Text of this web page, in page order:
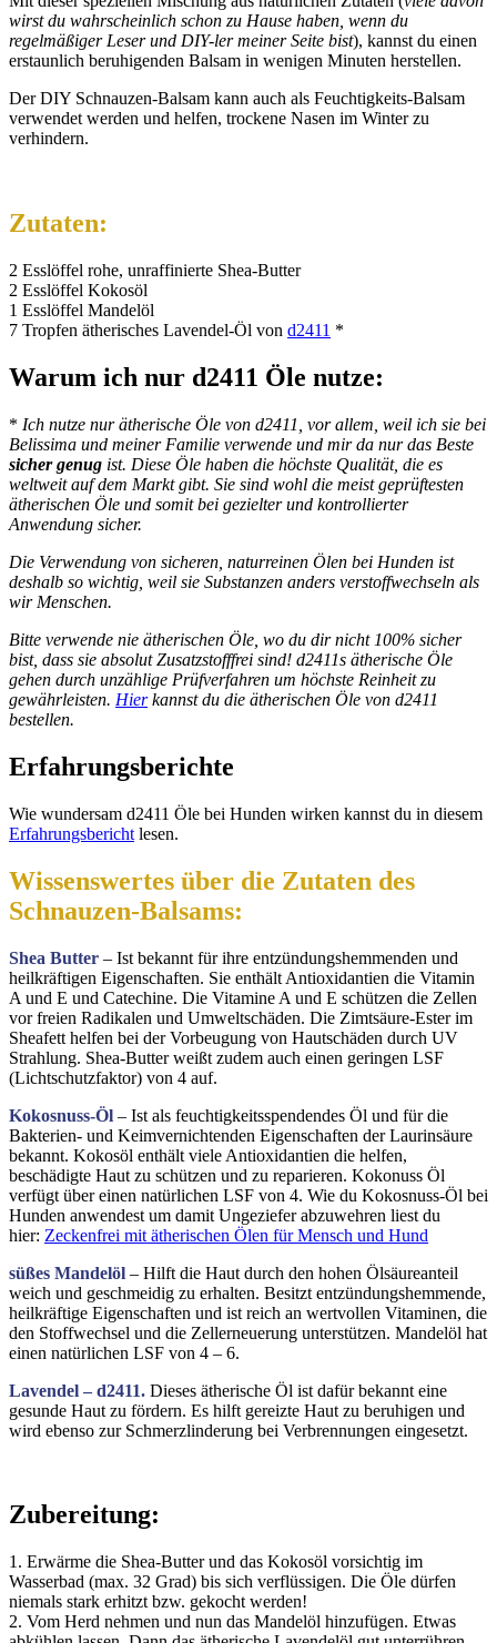
wirst du wahrscheinlich schon zu Hause haben, wenn du
regelmäßiger Leser und DIY-ler meiner Seite bist), kannst du einen
erstaunlich beruhigenden Balsam in wenigen Minuten herstellen.
Der DIY Schnauzen-Balsam kann auch als Feuchtigkeits-Balsam
verwendet werden und helfen, trockene Nasen im Winter zu
verhindern.
Zutaten:
2 Esslöffel rohe, unraffinierte Shea-Butter
2 Esslöffel Kokosöl
1 Esslöffel Mandelöl
7 Tropfen ätherisches Lavendel-Öl von d2411 *
Warum ich nur d2411 Öle nutze:
* Ich nutze nur ätherische Öle von d2411, vor allem, weil ich sie bei
Belissima und meiner Familie verwende und mir da nur das Beste
sicher genug ist. Diese Öle haben die höchste Qualität, die es
weltweit auf dem Markt gibt. Sie sind wohl die meist geprüftesten
ätherischen Öle und somit bei gezielter und kontrollierter
Anwendung sicher.
Die Verwendung von sicheren, naturreinen Ölen bei Hunden ist
deshalb so wichtig, weil sie Substanzen anders verstoffwechseln als
wir Menschen.
Bitte verwende nie ätherischen Öle, wo du dir nicht 100% sicher
bist, dass sie absolut Zusatzstofffrei sind! d2411s ätherische Öle
gehen durch unzählige Prüfverfahren um höchste Reinheit zu
gewährleisten. Hierkannst du die ätherischen Öle von d2411
bestellen.
Erfahrungsberichte
Wie wundersam d2411 Öle bei Hunden wirken kannst du in diesem
Erfahrungsbericht lesen.
Wissenswertes über die Zutaten des
Schnauzen-Balsams:
Shea Butter – Ist bekannt für ihre entzündungshemmenden und
heilkräftigen Eigenschaften. Sie enthält Antioxidantien die Vitamin
A und E und Catechine. Die Vitamine A und E schützen die Zellen
vor freien Radikalen und Umweltschäden. Die Zimtsäure-Ester im
Sheafett helfen bei der Vorbeugung von Hautschäden durch UV
Strahlung. Shea-Butter weißt zudem auch einen geringen LSF
(Lichtschutzfaktor) von 4 auf.
Kokosnuss-Öl – Ist als feuchtigkeitsspendendes Öl und für die
Bakterien- und Keimvernichtenden Eigenschaften der Laurinsäure
bekannt. Kokosöl enthält viele Antioxidantien die helfen,
beschädigte Haut zu schützen und zu reparieren. Kokonuss Öl
verfügt über einen natürlichen LSF von 4. Wie du Kokosnuss-Öl bei
Hunden anwendest um damit Ungeziefer abzuwehren liest du
hier: Zeckenfrei mit ätherischen Ölen für Mensch und Hund
süßes Mandelöl – Hilft die Haut durch den hohen Ölsäureanteil
weich und geschmeidig zu erhalten. Besitzt entzündungshemmende,
heilkräftige Eigenschaften und ist reich an wertvollen Vitaminen, die
den Stoffwechsel und die Zellerneuerung unterstützen. Mandelöl hat
einen natürlichen LSF von 4 – 6.
Lavendel – d2411. Dieses ätherische Öl ist dafür bekannt eine
gesunde Haut zu fördern. Es hilft gereizte Haut zu beruhigen und
wird ebenso zur Schmerzlinderung bei Verbrennungen eingesetzt.
Zubereitung:
1. Erwärme die Shea-Butter und das Kokosöl vorsichtig im
Wasserbad (max. 32 Grad) bis sich verflüssigen. Die Öle dürfen
niemals stark erhitzt bzw. gekocht werden!
2. Vom Herd nehmen und nun das Mandelöl hinzufügen. Etwas